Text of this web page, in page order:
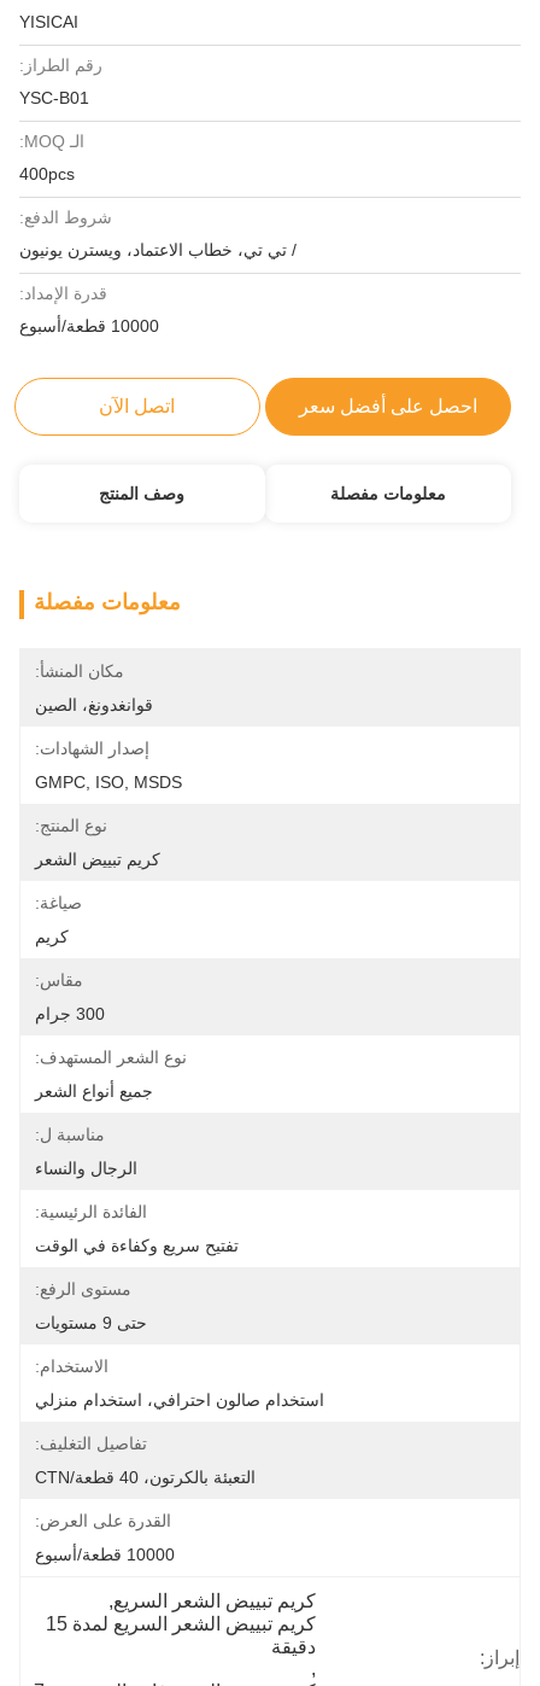
YISICAI
رقم الطراز:
YSC-B01
الـ MOQ:
400pcs
شروط الدفع:
/ تي تي، خطاب الاعتماد، ويسترن يونيون
قدرة الإمداد:
10000 قطعة/أسبوع
احصل على أفضل سعر اتصل الآن
معلومات مفصلة وصف المنتج
معلومات مفصلة
مكان المنشأ:
قوانغدونغ، الصين
إصدار الشهادات:
GMPC, ISO, MSDS
نوع المنتج:
كريم تبييض الشعر
صياغة:
كريم
مقاس:
300 جرام
نوع الشعر المستهدف:
جميع أنواع الشعر
مناسبة ل:
الرجال والنساء
الفائدة الرئيسية:
تفتيح سريع وكفاءة في الوقت
مستوى الرفع:
حتى 9 مستويات
الاستخدام:
استخدام صالون احترافي، استخدام منزلي
تفاصيل التغليف:
التعبئة بالكرتون، 40 قطعة/CTN
القدرة على العرض:
10000 قطعة/أسبوع
إبراز:
كريم تبييض الشعر السريع,
كريم تبييض الشعر السريع لمدة 15
دقيقة
,